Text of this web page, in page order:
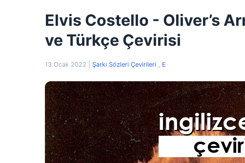
Elvis Costello - Oliver’s
ve Türkçe Çevirisi
13 Ocak 2022 Şarkı Sözleri Çevirileri , E